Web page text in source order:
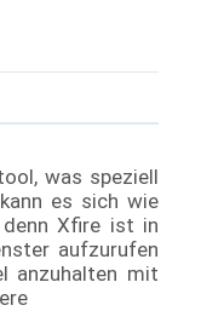
was speziell
es sich wie
Xfire ist in
aufzurufen
anzuhalten mit